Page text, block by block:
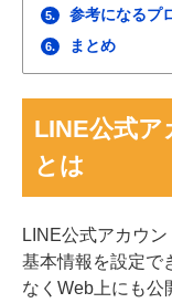
5. 参考になるプ
6. まとめ
LINE公式
とは
LINE公式アカウ
基本情報を設定で
なくWeb上にも公